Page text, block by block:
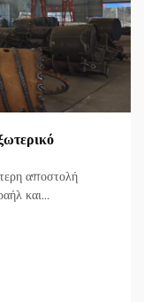
αποστολή
και